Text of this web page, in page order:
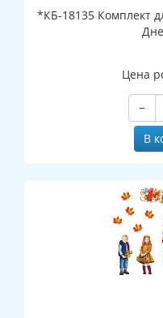
*КБ-18135 Комплект
Цена
−
В